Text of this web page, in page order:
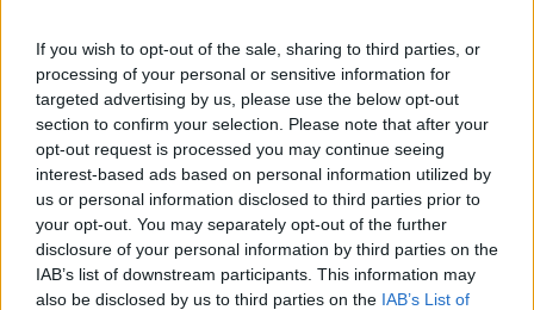
If you wish to opt-out of the sale, sharing to third parties, or
processing of your personal or sensitive information for
targeted advertising by us, please use the below opt-out
section to confirm your selection. Please note that after your
opt-out request is processed you may continue seeing
interest-based ads based on personal information utilized by
us or personal information disclosed to third parties prior to
your opt-out. You may separately opt-out of the further
disclosure of your personal information by third parties on the
IAB’s list of downstream participants. This information may
also be disclosed by us to third parties on the IAB’s List of
γνωστός στην τοπική κοινωνία ως Ντίνο,
τραυματίστηκε σοβαρά στο κεφάλι έπειτα
από πτώση από σκαλωσιά, κατά τη διάρκεια
εργασιών ανακαίνισης σε κατοικία.